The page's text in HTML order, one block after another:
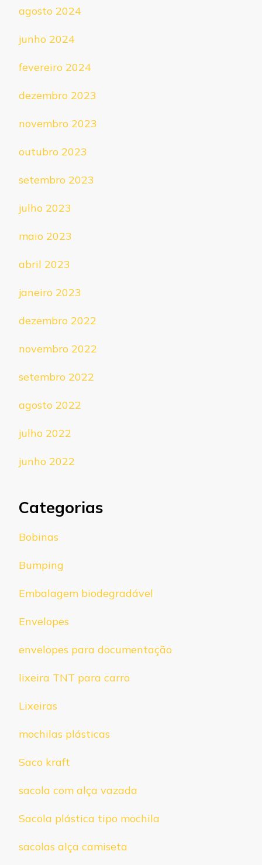
agosto 2024
junho 2024
fevereiro 2024
dezembro 2023
novembro 2023
outubro 2023
setembro 2023
julho 2023
maio 2023
abril 2023
janeiro 2023
dezembro 2022
novembro 2022
setembro 2022
agosto 2022
julho 2022
junho 2022
Categorias
Bobinas
Bumping
Embalagem biodegradável
Envelopes
envelopes para documentação
lixeira TNT para carro
Lixeiras
mochilas plásticas
Saco kraft
sacola com alça vazada
Sacola plástica tipo mochila
sacolas alça camiseta